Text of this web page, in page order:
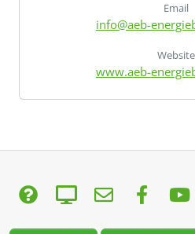
Email
info@aeb-
Website
www.aeb-